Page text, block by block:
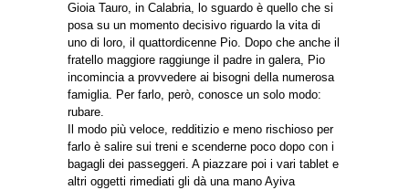
Gioia Tauro, in Calabria, lo sguardo è quello che si
posa su un momento decisivo riguardo la vita di
uno di loro, il quattordicenne Pio. Dopo che anche il
fratello maggiore raggiunge il padre in galera, Pio
incomincia a provvedere ai bisogni della numerosa
famiglia. Per farlo, però, conosce un solo modo:
rubare.
Il modo più veloce, redditizio e meno rischioso per
farlo è salire sui treni e scenderne poco dopo con i
bagagli dei passeggeri. A piazzare poi i vari tablet e
altri oggetti rimediati gli dà una mano Ayiva